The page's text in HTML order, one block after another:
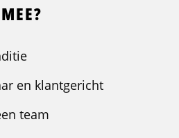
en klantgericht
team